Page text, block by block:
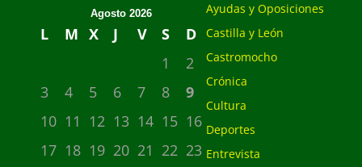
Agosto 2026
L M X J V S
D
1
2
3
4 5 6 7 8
9
10 11 12 13 14 15 16
17 18 19 20 21 22 23
Ayudas y Oposiciones
Castilla y León
Castromocho
Crónica
Cultura
Deportes
Entrevista